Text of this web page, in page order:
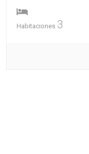
Habitaciones 3